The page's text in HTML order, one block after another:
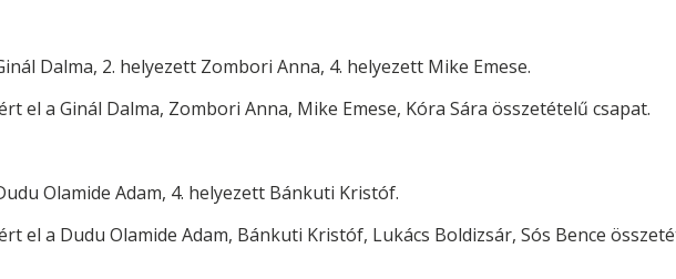
Dalma, 2. helyezett Zombori Anna, 4. helyezett Mike Emese.
el a Ginál Dalma, Zombori Anna, Mike Emese, Kóra Sára összetételű csapat.
Olamide Adam, 4. helyezett Bánkuti Kristóf.
el a Dudu Olamide Adam, Bánkuti Kristóf, Lukács Boldizsár, Sós Bence